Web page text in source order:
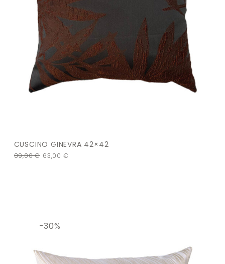
CUSCINO GINEVRA 42×42
89,00€ 63,00 €
-30%